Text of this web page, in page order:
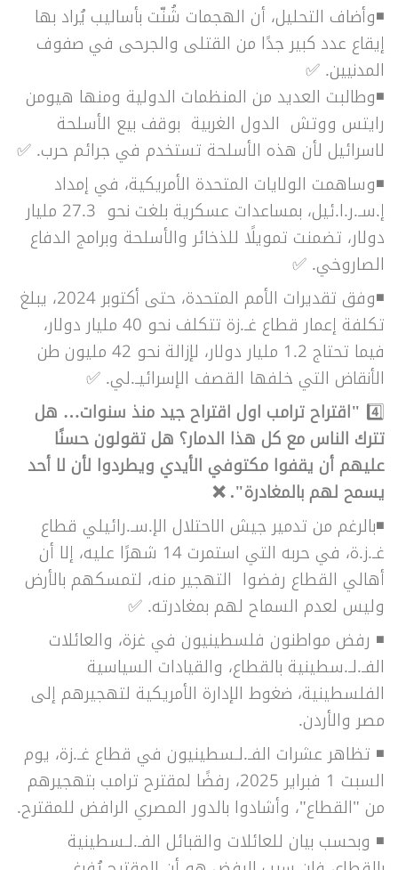
◾وأضاف التحليل، أن الهجمات شُنّت بأساليب يُراد بها
إيقاع عدد كبير جدًا من القتلى والجرحى في صفوف
المدنيين. ✅
◾وطالبت العديد من المنظمات الدولية ومنها هيومن
رايتس ووتش الدول الغربية بوقف بيع الأسلحة
لاسرائيل لأن هذه الأسلحة تستخدم في جرائم حرب. ✅
◾وساهمت الولايات المتحدة الأمريكية، في إمداد
إ.سـ.ر.ا.ئيل، بمساعدات عسكرية بلغت نحو
27.3 مليار
دولار، تضمنت تمويلًا للذخائر والأسلحة وبرامج الدفاع
الصاروخي. ✅
◾
وفق تقديرات الأمم المتحدة، حتى أكتوبر 2024، يبلغ
تكلفة إعمار قطاع غـ.زة تتكلف نحو 40 مليار دولار،
فيما تحتاج 1.2 مليار دولار، لإزالة نحو 42 مليون طن
الأنقاض التي خلفها القصف الإسرائيـ.لي. ✅
4️⃣
"اقتراح ترامب اول اقتراح جيد منذ سنوات… هل
تترك الناس مع كل هذا الدمار؟ هل تقولون حسنًا
عليهم أن يقفوا مكتوفي الأيدي ويطردوا لأن لا أحد
يسمح لهم بالمغادرة".❌
◾بالرغم من تدمير جيش الاحتلال الإ.سـ.رائيلي قطاع
غـ.ز.ة، في حربه التي استمرت 14 شهرًا عليه، إلا أن
أهالي القطاع رفضوا التهجير منه، لتمسكهم بالأرض
وليس لعدم السماح لهم بمغادرته. ✅
◾ رفض مواطنون فلسطينيون في غزة، والعائلات
الفـ.لـ.سطينية بالقطاع، والقيادات السياسية
الفلسطينية، ضغوط الإدارة الأمريكية لتهجيرهم إلى
مصر والأردن.
◾ تظاهر عشرات الفـ.لـسطينيون في قطاع غـ.زة، يوم
السبت 1 فبراير 2025، رفضًا لمقترح ترامب بتهجيرهم
من "القطاع"، وأشادوا بالدور المصري الرافض للمقترح.
◾ وبحسب بيان للعائلات والقبائل الفـ.لـسطينية